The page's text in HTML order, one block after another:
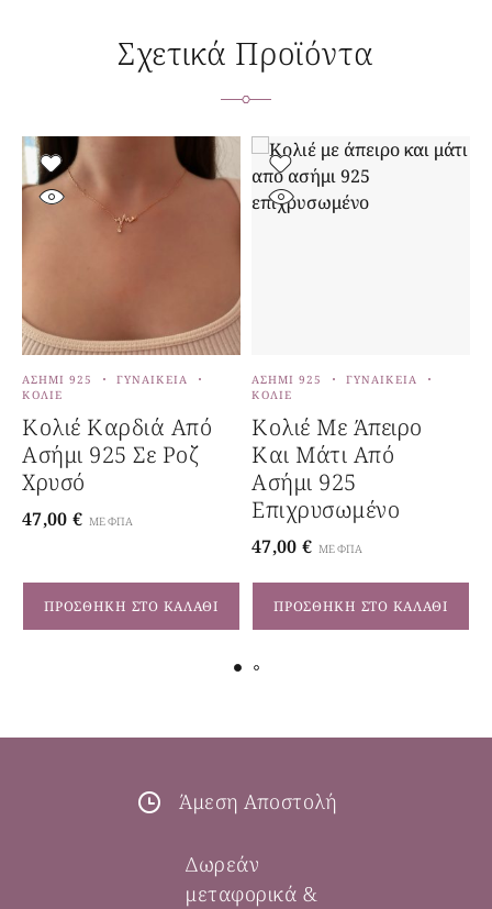
Σχετικά Προϊόντα
ΠΡΟΣΘΉΚΗ ΣΤΟ ΚΑΛΆΘΙ
ΑΣΉΜΙ 925
ΓΥΝΑΙΚΕΊΑ
ΚΟΛΙΈ
Κολιέ Καρδιά Από
Ασήμι 925 Σε Ροζ
Χρυσό
47,00 € ΜΕ ΦΠΑ
ΠΡΟΣΘΉΚΗ ΣΤΟ ΚΑΛΆΘΙ
ΑΣΉΜΙ 925
ΓΥΝΑΙΚΕΊΑ
ΚΟΛΙΈ
Κολιέ Με Άπειρο
Και Μάτι Από
Ασήμι 925
Επιχρυσωμένο
47,00 € ΜΕ ΦΠΑ
Άμεση Αποστολή
Δωρεάν
μεταφορικά &